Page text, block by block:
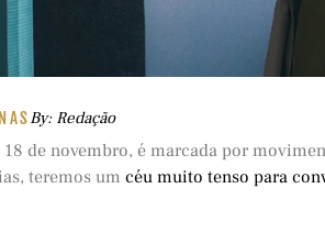
By: Redação
de novembro, é marcada por
teremos um céu muito tenso para